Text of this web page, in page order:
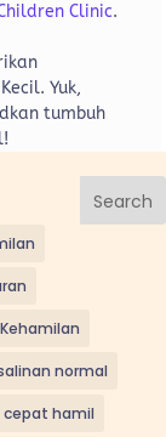
Clinic.
Yuk,
tumbuh
Search
normal
cepat hamil